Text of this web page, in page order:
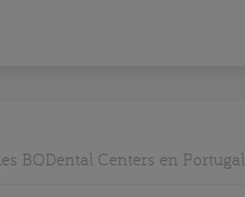
BQDental Centers en Portugal